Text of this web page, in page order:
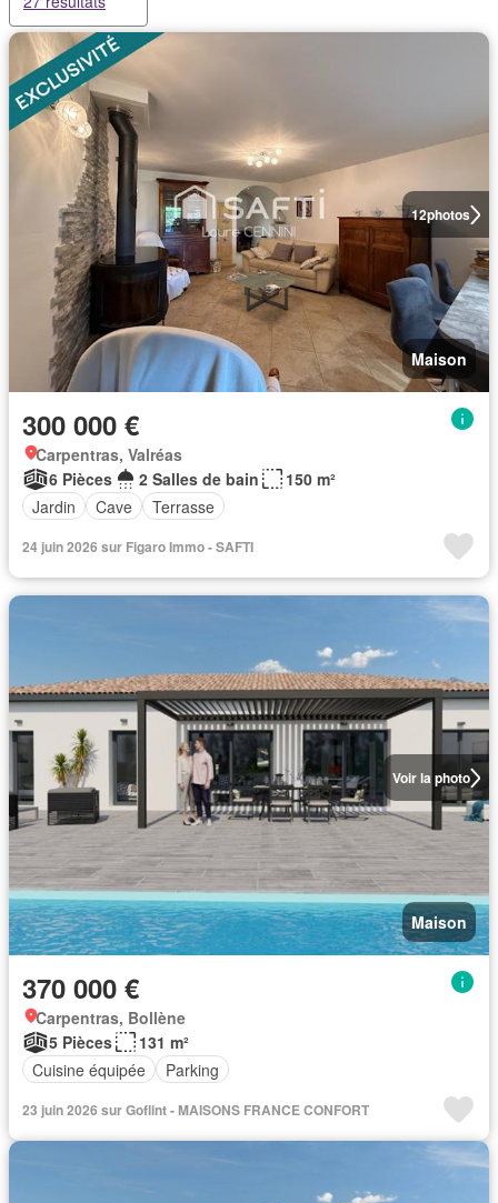
12photos
Maison
300 000 €
Carpentras, Valréas
6 Pièces
2 Salles de bain
150 m²
Jardin
Cave Terrasse
24 juin 2026 sur Figaro Immo - SAFTI
Voir la photo
Maison
370 000 €
Carpentras, Bollène
5 Pièces
131 m²
Cuisine équipée
Parking
23 juin 2026 sur Goflint - MAISONS FRANCE CONFORT